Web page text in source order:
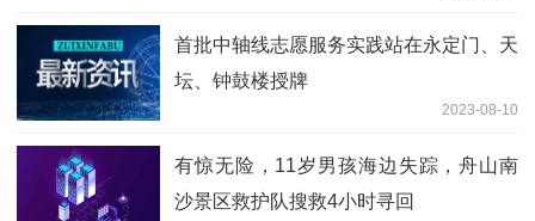
首批中轴线志愿服务实践站在永定门、天
坛、钟鼓楼授牌
2023-08-10
有惊无险，11岁男孩海边失踪，舟山南
沙景区救护队搜救4小时寻回